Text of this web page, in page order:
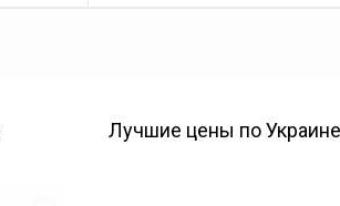
Лучшие цены по Украине